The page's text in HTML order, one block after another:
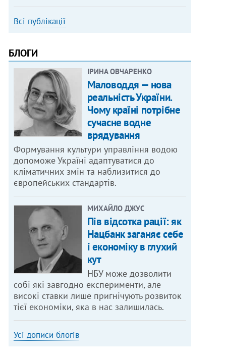
Всі публікації
БЛОГИ
ІРИНА ОВЧАРЕНКО
Маловоддя — нова
реальність України.
Чому країні потрібне
сучасне водне
врядування
Формування культури управління водою
допоможе Україні адаптуватися до
кліматичних змін та наблизитися до
європейських стандартів.
МИХАЙЛО ДЖУС
Пів відсотка рації: як
Нацбанк заганяє себе
і економіку в глухий
кут
НБУ може дозволити
собі які завгодно експерименти, але
високі ставки лише пригнічують розвиток
тієї економіки, яка в нас залишилась.
Усі дописи блогів